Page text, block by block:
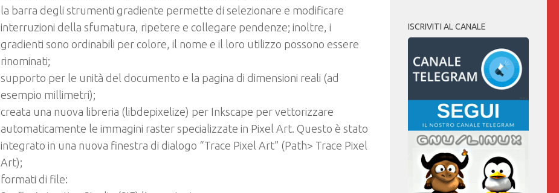
la barra degli strumenti gradiente permette di selezionare e modificare
interruzioni della sfumatura, ripetere e collegare pendenze; inoltre, i
gradienti sono ordinabili per colore, il nome e il loro utilizzo possono essere
rinominati;
supporto per le unità del documento e la pagina di dimensioni reali (ad
esempio millimetri);
creata una nuova libreria (libdepixelize) per Inkscape per vettorizzare
automaticamente le immagini raster specializzate in Pixel Art. Questo è stato
integrato in una nuova finestra di dialogo “Trace Pixel Art” (Path> Trace Pixel
Art);
formati di file:
ISCRIVITI AL CANALE